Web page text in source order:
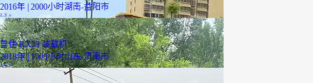
2016年 | 2000小时湖南-益阳市
1.3
鲁佳 KX39 装载机
2018年 | 1500小时山东-济南市
2.6万